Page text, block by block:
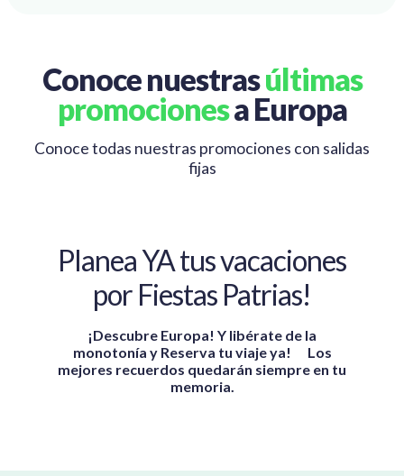
Conoce nuestrasúltimas
promocionesa Europa
Conoce todas nuestras promociones con salidas
fijas
Planea YA tus vacaciones
por Fiestas Patrias!
¡Descubre Europa! Y libérate de la
monotonía y Reserva tu viaje ya! ⠀ Los
mejores recuerdos quedarán siempre en tu
memoria.